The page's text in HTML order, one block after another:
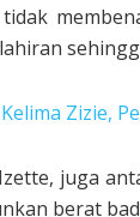
Zizie,
juga
berat